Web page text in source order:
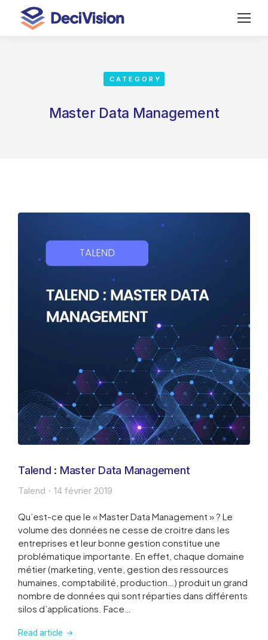
CATEGORY
Master Data Management
Talend : Master Data Management
Talend 14 février 2019
Qu’est-ce que le « Master Data Management » ? Le
volume des données ne cesse de croitre dans les
entreprises et leur bonne gestion constitue une
problématique importante. En effet, chaque domaine
métier (marketing, vente, gestion des ressources
humaines, comptabilité, production…) produit un grand
nombre de données qui sont réparties dans différents
silos d’applications. Face…
Read article